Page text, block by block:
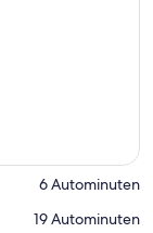
‪6 Autominuten‬
‪19 Autominuten‬